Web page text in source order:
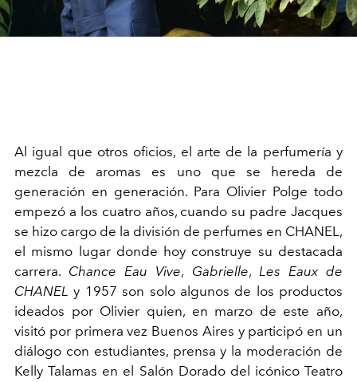
Al igual que otros oficios, el arte de la perfumería y
mezcla de aromas es uno que se hereda de
generación en generación. Para Olivier Polge todo
empezó a los cuatro años, cuando su padre Jacques
se hizo cargo de la división de perfumes en CHANEL,
el mismo lugar donde hoy construye su destacada
carrera. Chance Eau Vive, Gabrielle, Les Eaux de
CHANEL y 1957 son solo algunos de los productos
ideados por Olivier quien, en marzo de este año,
visitó por primera vez Buenos Aires y participó en un
diálogo con estudiantes, prensa y la moderación de
Kelly Talamas en el Salón Dorado del icónico Teatro